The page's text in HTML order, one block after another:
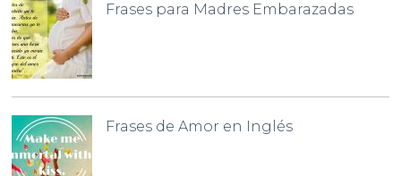
Frases para Madres Embarazadas
Frases de Amor en Inglés